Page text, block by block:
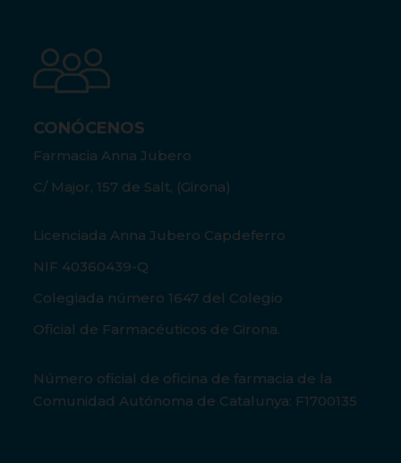
CONÓCENOS
Farmacia Anna Jubero
C/ Major, 157 de Salt, (Girona)
Licenciada Anna Jubero Capdeferro
NIF 40360439-Q
Colegiada número 1647 del Colegio
Oficial de Farmacéuticos de Girona.
Número oficial de oficina de farmacia de la
Comunidad Autónoma de Catalunya: F1700135